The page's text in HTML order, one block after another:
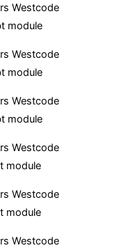
Westcode
module
Westcode
module
Westcode
module
Westcode
module
Westcode
module
Westcode